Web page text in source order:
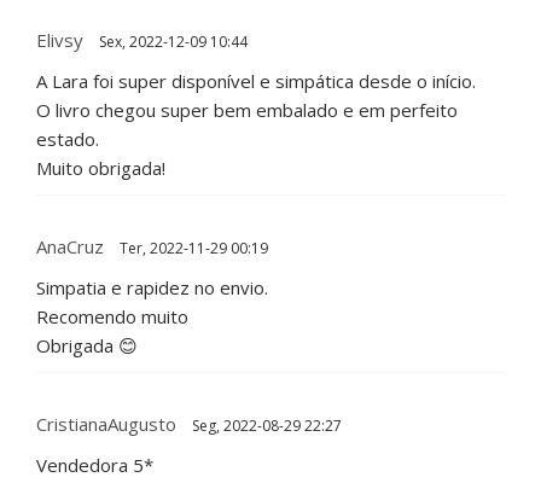
Elivsy Sex, 2022-12-09 10:44
A Lara foi super disponível e simpática desde o início.
O livro chegou super bem embalado e em perfeito
estado.
Muito obrigada!
AnaCruz Ter, 2022-11-29 00:19
Simpatia e rapidez no envio.
Recomendo muito
Obrigada 😊
CristianaAugusto Seg, 2022-08-29 22:27
Vendedora 5*